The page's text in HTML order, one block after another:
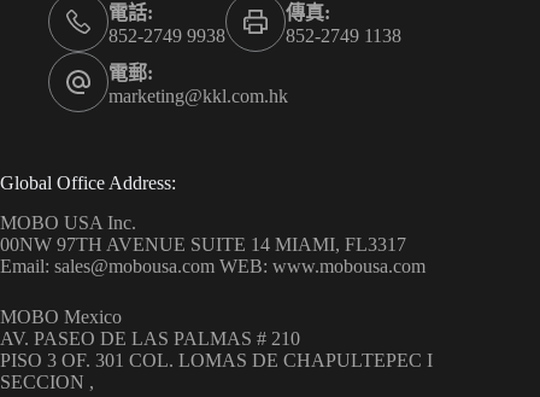
電話:
852-2749 9938
傳真:
852-2749 1138
電郵:
marketing@kkl.com.hk
Global Office Address:
MOBO USA Inc.
00NW 97TH AVENUE SUITE 14 MIAMI, FL3317
Email: sales@mobousa.com WEB: www.mobousa.com
MOBO Mexico
AV. PASEO DE LAS PALMAS # 210
PISO 3 OF. 301 COL. LOMAS DE CHAPULTEPEC I
SECCION ,